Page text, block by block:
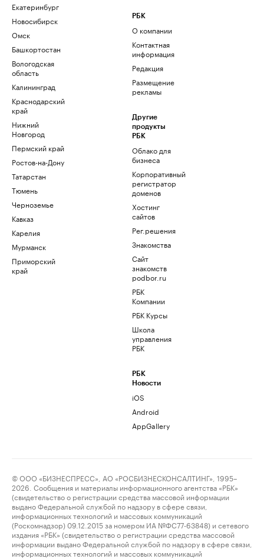
Екатеринбург
Новосибирск
Омск
Башкортостан
Вологодская
область
Калининград
Краснодарский
край
Нижний
Новгород
Пермский край
Ростов-на-Дону
Татарстан
Тюмень
Черноземье
Кавказ
Карелия
Мурманск
Приморский
край
РБК
О компании
Контактная
информация
Редакция
Размещение
рекламы
Другие
продукты
РБК
Облако для
бизнеса
Корпоративный
регистратор
доменов
Хостинг
сайтов
Рег.решения
Знакомства
Сайт
знакомств
podbor.ru
РБК
Компании
РБК Курсы
Школа
управления
РБК
РБК
Новости
iOS
Android
AppGallery
© ООО «БИЗНЕСПРЕСС», АО «РОСБИЗНЕСКОНСАЛТИНГ», 1995–
2026. Сообщения и материалы информационного агентства «РБК»
(свидетельство о регистрации средства массовой информации
выдано Федеральной службой по надзору в сфере связи,
информационных технологий и массовых коммуникаций
(Роскомнадзор) 09.12.2015 за номером ИА №ФС77-63848) и сетевого
издания «РБК» (свидетельство о регистрации средства массовой
информации выдано Федеральной службой по надзору в сфере связи,
информационных технологий и массовых коммуникаций